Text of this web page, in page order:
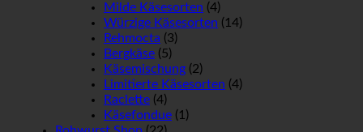
Milde Käsesorten (4)
Würzige Käsesorten (14)
Rehmocta (3)
Bergkäse (5)
Käsemischung (2)
Limitierte Käsesorten (4)
Raclette (4)
Käsefondue (1)